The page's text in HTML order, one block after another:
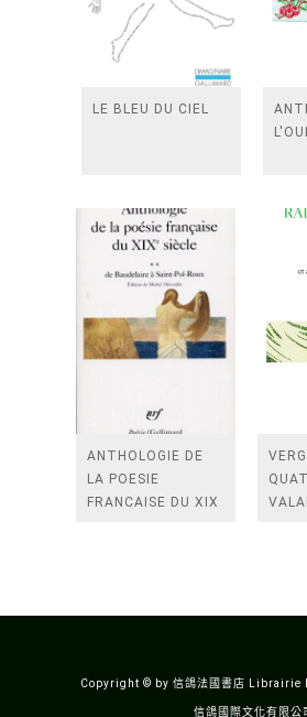
LE BLEU DU CIEL
ANTHOLOGIE DE
LA POESIE
FRANCAISE DU XIX
Copyright © by 信鴿法國書店
信鴿國際文化有限